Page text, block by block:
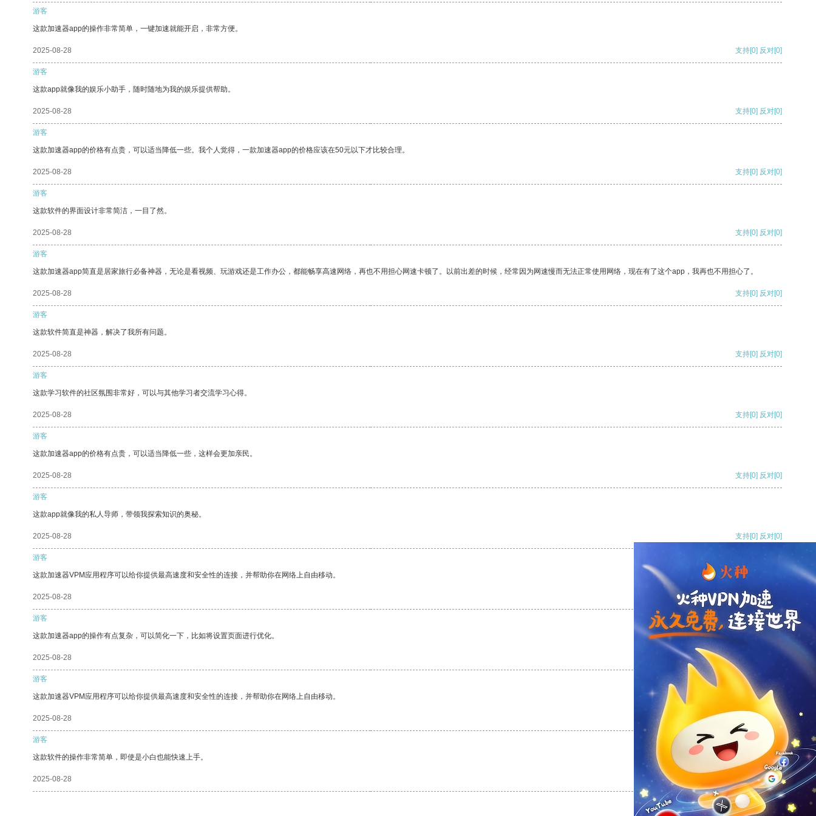
游客
这款加速器app的操作非常简单，一键加速就能开启，非常方便。
2025-08-28 支持[0] 反对[0]
游客
这款app就像我的娱乐小助手，随时随地为我的娱乐提供帮助。
2025-08-28 支持[0] 反对[0]
游客
这款加速器app的价格有点贵，可以适当降低一些。我个人觉得，一款加速器app的价格应该在50元以下才比较合理。
2025-08-28 支持[0] 反对[0]
游客
这款软件的界面设计非常简洁，一目了然。
2025-08-28 支持[0] 反对[0]
游客
这款加速器app简直是居家旅行必备神器，无论是看视频、玩游戏还是工作办公，都能畅享高速网络，再也不用担心网速卡顿了。以前出差的时候，经常因为网速慢而无法正常使用网络，现在有了这个app，我再也不用担心了。
2025-08-28 支持[0] 反对[0]
游客
这款软件简直是神器，解决了我所有问题。
2025-08-28 支持[0] 反对[0]
游客
这款学习软件的社区氛围非常好，可以与其他学习者交流学习心得。
2025-08-28 支持[0] 反对[0]
游客
这款加速器app的价格有点贵，可以适当降低一些，这样会更加亲民。
2025-08-28 支持[0] 反对[0]
游客
这款app就像我的私人导师，带领我探索知识的奥秘。
2025-08-28 支持[0] 反对[0]
游客
这款加速器VPM应用程序可以给你提供最高速度和安全性的连接，并帮助你在网络上自由移动。
2025-08-28 支持[0] 反对
游客
这款加速器app的操作有点复杂，可以简化一下，比如将设置页面进行优化。
2025-08-28 支持
游客
这款加速器VPM应用程序可以给你提供最高速度和安全性的连接，并帮助你在网络上自由移动。
2025-08-28 反对 [0]
游客
这款软件的操作非常简单，即使是小白也能快速上手。
2025-08-28 支持[0] 反对[0]